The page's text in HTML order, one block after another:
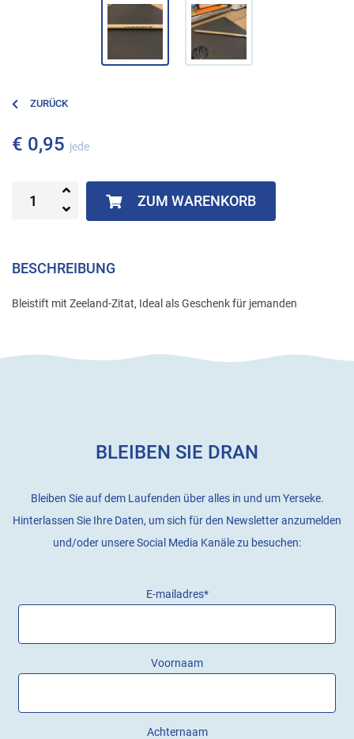
ZURÜCK
€ 0,95 jede
ZUM WARENKORB
BESCHREIBUNG
Bleistift mit Zeeland-Zitat, Ideal als Geschenk für jemanden
BLEIBEN SIE DRAN
Bleiben Sie auf dem Laufenden über alles in und um Yerseke.
Hinterlassen Sie Ihre Daten, um sich für den Newsletter anzumelden
und/oder unsere Social Media Kanäle zu besuchen:
E-mailadres*
Voornaam
Achternaam